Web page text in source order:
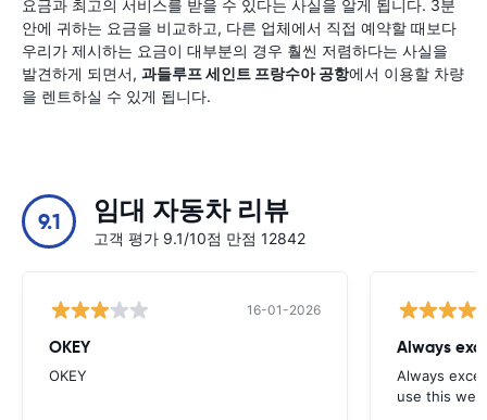
요금과 최고의 서비스를 받을 수 있다는 사실을 알게 됩니다. 3분
안에 귀하는 요금을 비교하고, 다른 업체에서 직접 예약할 때보다
우리가 제시하는 요금이 대부분의 경우 훨씬 저렴하다는 사실을
발견하게 되면서, 과들루프 세인트 프랑수아 공항에서 이용할 차량
을 렌트하실 수 있게 됩니다.
9.1 임대 자동차 리뷰
고객 평가 9.1/10점 만점 12842
16-01-2026
OKEY
OKEY
Always
Always
use this